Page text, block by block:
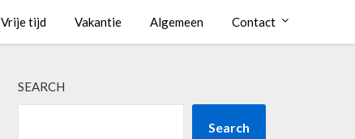
Vrije tijd Vakantie Algemeen Contact
SEARCH
Search